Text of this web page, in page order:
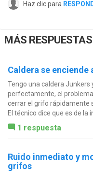
Haz clic para
MÁS
Caldera se
Tengo una caldera Junkers
perfectamente, el
cerrar el grifo rápidamente
El técnico dice que es de la
1 respuesta
Ruido inmediato y
grifos